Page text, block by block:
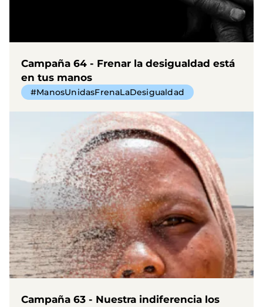
Campaña 64 - Frenar la desigualdad está
en tus manos
#ManosUnidasFrenaLaDesigualdad
Campaña 63 - Nuestra indiferencia los